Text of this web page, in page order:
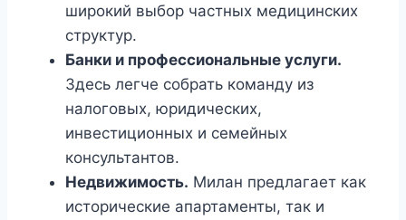
широкий выбор частных медицинских
структур.
Банки и профессиональные услуги.
Здесь легче собрать команду из
налоговых, юридических,
инвестиционных и семейных
консультантов.
Недвижимость. Милан предлагает как
исторические апартаменты, так и